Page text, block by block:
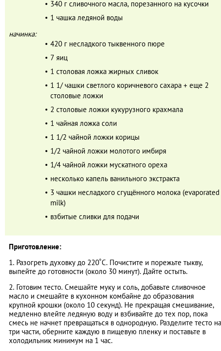
340 г сливочного масла, порезанного на кусочки
1 чашка ледяной воды
начинка:
420 г несладкого тыквенного пюре
7 яиц
1 столовая ложка жирных сливок
1 1/ чашки светлого коричневого сахара + еще 2
столовые ложки
2 столовые ложки кукурузного крахмала
1 чайная ложка соли
1 1/2 чайной ложки корицы
1/2 чайной ложки молотого имбиря
1/4 чайной ложки мускатного ореха
несколько капель ванильного экстракта
3 чашки несладкого сгущённого молока (evaporated
milk)
взбитые сливки для подачи
Приготовление:
1. Разогреть духовку до 220˚С. Почистите и порежьте тыкву,
выпейте до готовности (около 30 минут). Дайте остыть.
2. Готовим тесто. Смешайте муку и соль, добавьте сливочное
масло и смешайте в кухонном комбайне до образования
крупной крошки (около 10 секунд). Не прекращая смешивание,
медленно влейте ледяную воду и взбивайте до тех пор, пока
смесь не начнет превращаться в однородную. Разделите тесто на
три части, оберните каждую в пищевую пленку и поставьте в
холодильник минимум на 1 час.